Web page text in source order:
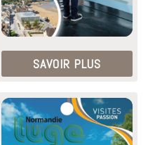
SAVOIR PLUS